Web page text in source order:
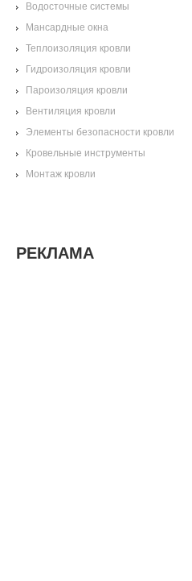
Водосточные системы
Мансардные окна
Теплоизоляция кровли
Гидроизоляция кровли
Пароизоляция кровли
Вентиляция кровли
Элементы безопасности кровли
Кровельные инструменты
Монтаж кровли
РЕКЛАМА